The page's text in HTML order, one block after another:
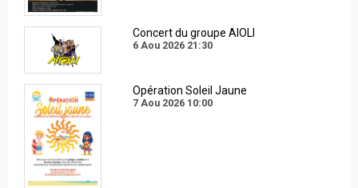
Concert du groupe AIOLI
6 Aou 2026 21:30
Opération Soleil Jaune
7 Aou 2026 10:00